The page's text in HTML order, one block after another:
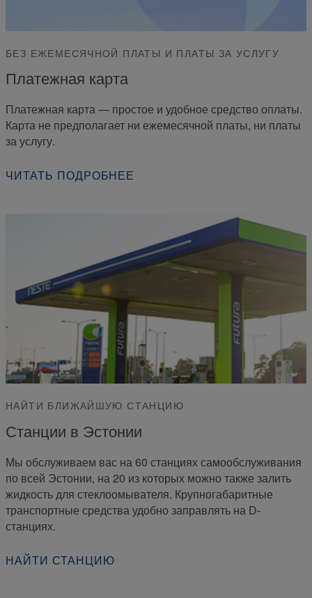
БЕЗ ЕЖЕМЕСЯЧНОЙ ПЛАТЫ И ПЛАТЫ ЗА УСЛУГУ
Платежная карта
Платежная карта — простое и удобное средство оплаты.
Карта не предполагает ни ежемесячной платы, ни платы
за услугу.
ЧИТАТЬ ПОДРОБНЕЕ
НАЙТИ БЛИЖАЙШУЮ СТАНЦИЮ
Станции в Эстонии
Мы обслуживаем вас на 60 станциях самообслуживания
по всей Эстонии, на 20 из которых можно также залить
жидкость для стеклоомывателя. Крупногабаритные
транспортные средства удобно заправлять на D-
станциях.
НАЙТИ СТАНЦИЮ